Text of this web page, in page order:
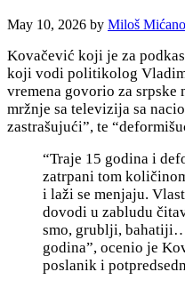
May 10, 2026 by Miloš
Kovačević koji je za
koji vodi politikolog
vremena govorio za srpske
mržnje sa televizija sa
zastrašujući”, te
“Traje 15 godina i
zatrpani tom
i laži se menjaju.
dovodi u zabludu
smo, grublji,
godina”, ocenio je
poslanik i